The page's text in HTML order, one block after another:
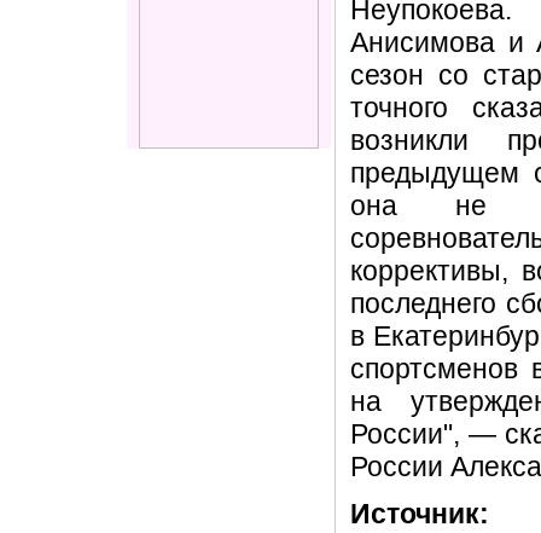
Анисимова и
сезон со
точного
возникли
предыдущем
она не
коррективы,
последнего
в
спортсменов
на
России", —
России
Источник: